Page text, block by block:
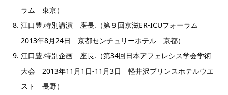
ラム 東京）
江口豊.特別講演 座長.（第９回京滋ER-ICUフォーラム
2013年8月24日 京都センチュリーホテル 京都）
江口豊.特別企画 座長.（第34回日本アフェレシス学会学術
大会 2013年11月1日-11月3日 軽井沢プリンスホテルウエ
スト 長野）